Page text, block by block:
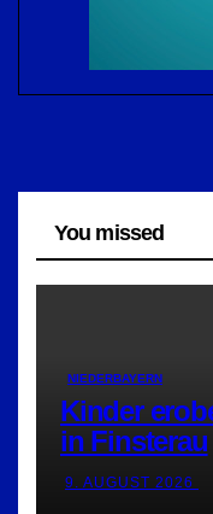
You missed
NIEDERBAYERN
Kinder
in Finsterau
9. AUGUST 2026